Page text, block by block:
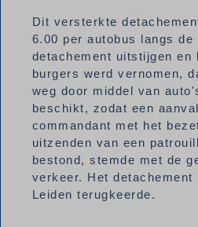
Dit versterkte
6.00 per autobus langs
detachement uitstijgen en
burgers werd vernomen,
weg door middel van
beschikt, zodat een
commandant met het
uitzenden van een
bestond, stemde met de
verkeer. Het
Leiden terugkeerde.